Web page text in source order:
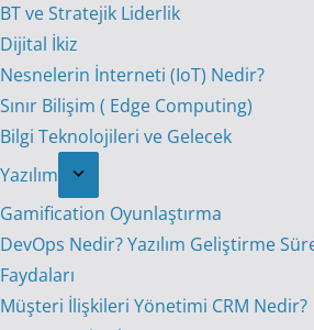
BT ve Stratejik Liderlik
Dijital İkiz
Nesnelerin İnterneti (IoT) Nedir?
Sınır Bilişim ( Edge Computing)
Bilgi Teknolojileri ve Gelecek
Yazılım
Gamification Oyunlaştırma
DevOps Nedir? Yazılım Geliştirme
Faydaları
Müşteri İlişkileri Yönetimi CRM Nedir?